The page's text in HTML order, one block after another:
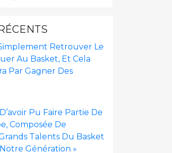
Simplement Retrouver Le
Au Basket, Et Cela
Par Gagner Des
Pu Faire Partie De
Composée De
Talents Du Basket
Génération »